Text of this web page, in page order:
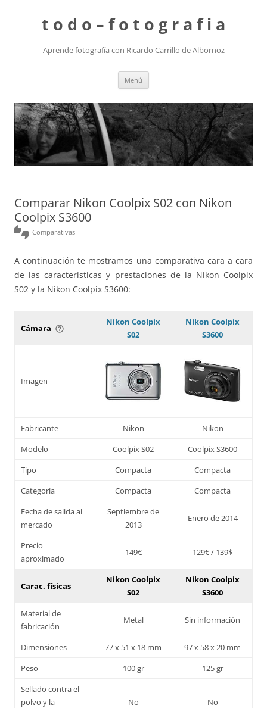
t o d o – f o t o g r a f i a
Aprende fotografía con Ricardo Carrillo de Albornoz
Menú
Comparar Nikon Coolpix S02 con Nikon
Coolpix S3600
thumbs_up_down Comparativas
A continuación te mostramos una comparativa cara a cara
de las características y prestaciones de la Nikon Coolpix
S02 y la Nikon Coolpix S3600:
Cámara help_outline
Nikon Coolpix
S02
Nikon Coolpix
S3600
Imagen
Fabricante Nikon
Nikon
Modelo
Coolpix S02
Coolpix S3600
Tipo
Compacta
Compacta
Categoría
Compacta
Compacta
Fecha de salida al
mercado
Septiembre de
2013
Enero de 2014
Precio
aproximado
149€ 129€ / 139$
Carac. físicas
Nikon Coolpix
S02
Nikon Coolpix
S3600
Material de
fabricación
Metal Sin información
Dimensiones 77 x 51 x 18 mm
97 x 58 x 20 mm
Peso
100 gr
125 gr
Sellado contra el
polvo y la
No No